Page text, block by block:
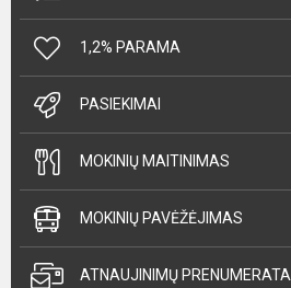
1,2% PARAMA
PASIEKIMAI
MOKINIŲ MAITINIMAS
MOKINIŲ PAVĖŽĖJIMAS
ATNAUJINIMŲ PRENUMERATA